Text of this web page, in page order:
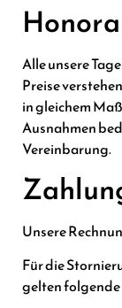
Alle unsere
Preise
in gleichem
Ausnahmen
Vereinbarung.
Unsere
Für die
gelten